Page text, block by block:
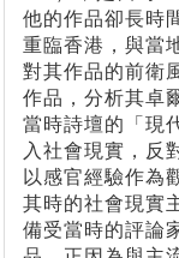
他的作品卻長時
重臨香港，與當
對其作品的前衛
作品，分析其卓
當時詩壇的「現
入社會現實，反
以感官經驗作為
其時的社會現實
備受當時的評論